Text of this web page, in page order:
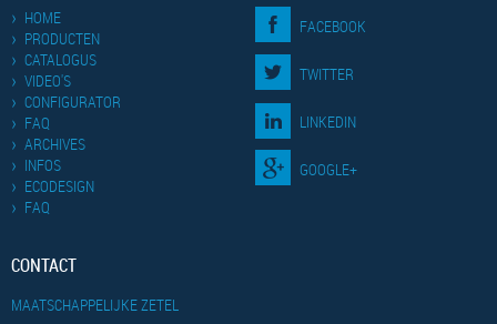
HOME
PRODUCTEN
CATALOGUS
VIDEO'S
CONFIGURATOR
FAQ
ARCHIVES
INFOS
ECODESIGN
FAQ
FACEBOOK
TWITTER
LINKEDIN
GOOGLE+
CONTACT
MAATSCHAPPELIJKE ZETEL